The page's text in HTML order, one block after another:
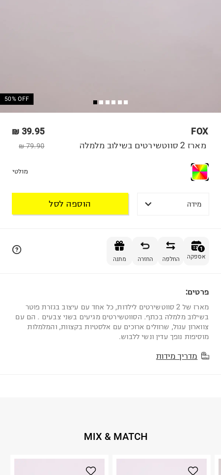
50% OFF
FOX
39.95 ₪
79.90 ₪ מארז 2 סווטשירטים בשילוב מלמלה
מולטי
מידה הוספה לסל
1
אספקה החלפה החזרה מתנה
פרטים:
מארז של 2 סווטשירטים לילדות, כל אחד עם עיצוב בגזרת פוטר
בשילוב מלמלה בכתף. הסווטשירטים מגיעים בשני צבעים . הם עם
צווארון עגול, שרוולים ארוכים עם אלסטיות בקצוות, והמלמלות
מוסיפות נופך עדין ונשי ללבוש.
מדריך מידות
MIX & MATCH